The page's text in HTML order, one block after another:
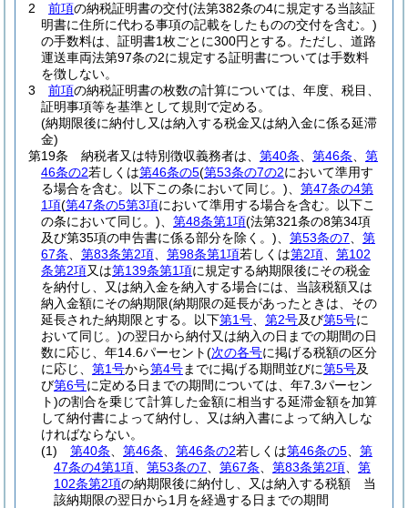
2
前項の納税証明書の交付(法第382条の4に規定する当該証
明書に住所に代わる事項の記載をしたものの交付を含む。)
の手数料は、証明書1枚ごとに300円とする。 ただし、道路
運送車両法第97条の2に規定する証明書については手数料
を徴しない。
3
前項の納税証明書の枚数の計算については、年度、税目、
証明事項等を基準として規則で定める。
(納期限後に納付し又は納入する税金又は納入金に係る延滞
金)
第19条
納税者又は特別徴収義務者は、 第40条 第46条
第
46条の2若しくは第46条の5(第53条の7の2において準用す
る場合を含む。以下この条において同じ。)
第47条の4第
1項(第47条の5第3項において準用する場合を含む。以下こ
の条において同じ。)
第48条第1項(法第321条の8第34項
及び第35項の申告書に係る部分を除く。)
第53条の7
第
67条
第83条第2項 第98条第1項若しくは第2項
第102
条第2項又は第139条第1項に規定する納期限後にその税金
を納付し、又は納入金を納入する場合には、当該税額又は
納入金額にその納期限(納期限の延長があったときは、その
延長された納期限とする。以下第1号 第2号及び第5号に
おいて同じ。)の翌日から納付又は納入の日までの期間の日
数に応じ、年14.6パーセント(次の各号に掲げる税額の区分
に応じ、 第1号から第4号までに掲げる期間並びに第5号及
び第6号に定める日までの期間については、年7.3パーセン
ト)の割合を乗じて計算した金額に相当する延滞金額を加算
して納付書によって納付し、又は納入書によって納入しな
ければならない。
(1)
第40条 第46条 第46条の2若しくは第46条の5
第
47条の4第1項
第53条の7 第67条 第83条第2項
第
102条第2項の納期限後に納付し、又は納入する税額 当
該納期限の翌日から1月を経過する日までの期間